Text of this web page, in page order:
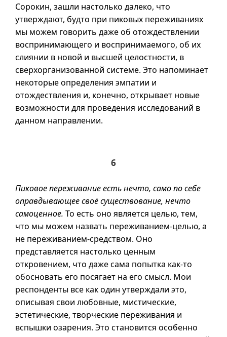
Сорокин, зашли настолько далеко, что
утверждают, будто при пиковых переживаниях
мы можем говорить даже об отождествлении
воспринимающего и воспринимаемого, об их
слиянии в новой и высшей целостности, в
сверхорганизованной системе. Это напоминает
некоторые определения эмпатии и
отождествления и, конечно, открывает новые
возможности для проведения исследований в
данном направлении.
6
Пиковое переживание есть нечто, само по себе
оправдывающее своё существование, нечто
самоценное. То есть оно является целью, тем,
что мы можем назвать переживанием-целью, а
не переживанием-средством. Оно
представляется настолько ценным
откровением, что даже сама попытка как-то
обосновать его посягает на его смысл. Мои
респонденты все как один утверждали это,
описывая свои любовные, мистические,
эстетические, творческие переживания и
вспышки озарения. Это становится особенно